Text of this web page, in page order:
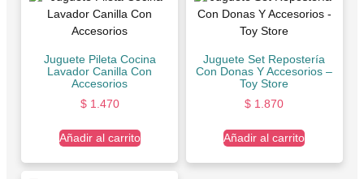
Juguete Pileta Cocina
Lavador Canilla Con
Accesorios
$1.470
Añadir al carrito
Juguete Set Repostería
Con Donas Y Accesorios –
Toy Store
$ 1.870
Añadir al carrito